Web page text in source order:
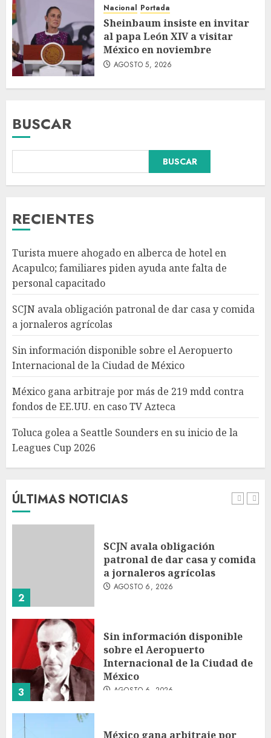
Nacional Portada
Sheinbaum insiste en invitar
al papa León XIV a visitar
México en noviembre
AGOSTO 5, 2026
BUSCAR
BUSCAR
RECIENTES
Turista muere ahogado en alberca de hotel en
Acapulco; familiares piden ayuda ante falta de
personal capacitado
SCJN avala obligación patronal de dar casa y comida
a jornaleros agrícolas
Sin información disponible sobre el Aeropuerto
Internacional de la Ciudad de México
México gana arbitraje por más de 219 mdd contra
fondos de EE.UU. en caso TV Azteca
Toluca golea a Seattle Sounders en su inicio de la
Leagues Cup 2026
ÚLTIMAS NOTICIAS
3
Sin información disponible
4
México gana arbitraje por
más de 219 mdd contra fondos
de EE.UU. en caso TV Azteca
AGOSTO 6, 2026
5
Toluca golea a Seattle
Sounders en su inicio de la
Leagues Cup 2026
AGOSTO 6, 2026
1 AGOSTO 6, 2026
2
SCJN avala obligación
patronal de dar casa y comida
a jornaleros agrícolas
AGOSTO 6, 2026
3
Sin información disponible
sobre el Aeropuerto
Internacional de la Ciudad de
México
AGOSTO 6, 2026
México gana arbitraje por